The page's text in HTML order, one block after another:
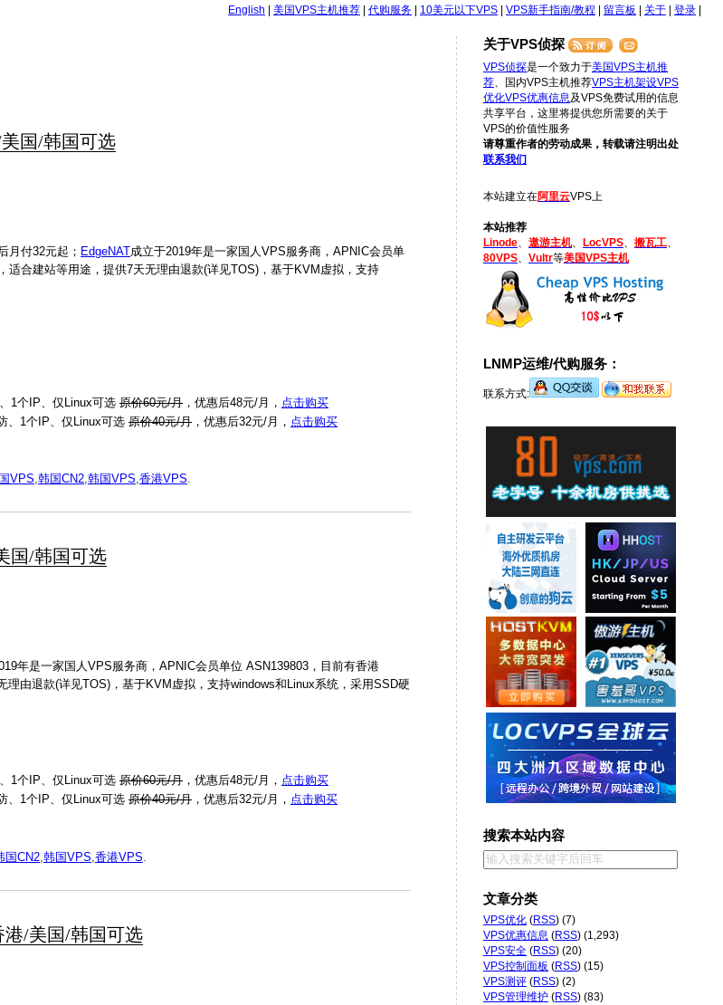
English 美国VPS主机推荐 代购服务 10美元以下VPS VPS新手指南/教程 留言板 关于 登录
美国/韩国可选
月付32元起； EdgeNAT成立于2019年是一家国人VPS服务商，APNIC会员单
合建站等用途，提供7天无理由退款(详见TOS)，基于KVM虚拟，支持
1个IP、仅Linux可选 原价60元/月 ，优惠后48元/月， 点击购买
、1个IP、仅Linux可选 原价40元/月 ，优惠后32元/月， 点击购买
VPS 韩国CN2 韩国VPS 香港VPS
国/韩国可选
年是一家国人VPS服务商，APNIC会员单位 ASN139803，目前有香港
由退款(详见TOS)，基于KVM虚拟，支持windows和Linux系统，采用SSD硬
1个IP、仅Linux可选 原价60元/月 ，优惠后48元/月， 点击购买
、1个IP、仅Linux可选 原价40元/月 ，优惠后32元/月， 点击购买
国CN2 韩国VPS 香港VPS
港/美国/韩国可选
关于VPS侦探
VPS侦探是一个致力于美国VPS主机推
荐 、国内VPS主机推荐VPS主机架设VPS
优化VPS优惠信息 及VPS免费试用的信息
共享平台，这里将提供您所需要的关于
VPS的价值性服务
请尊重作者的劳动成果，转载请注明出处
联系我们
本站建立在阿里云VPS上
本站推荐
Linode
遨游主机、 LocVPS 搬瓦工
80VPS
Vultr等美国VPS主机
LNMP运维/代购服务：
联系方式:
搜索本站内容
文章分类
VPS优化 (RSS) (7)
VPS优惠信息 (RSS) (1,293)
VPS安全 (RSS) (20)
VPS控制面板 (RSS) (15)
VPS测评 (RSS) (2)
VPS管理维护 (RSS) (83)